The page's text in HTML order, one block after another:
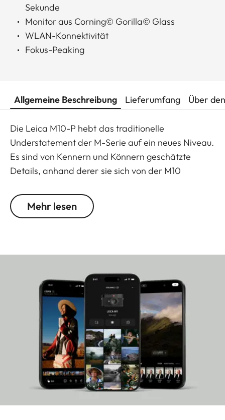
Sekunde
Monitor aus Corning© Gorilla© Glass
WLAN-Konnektivität
Fokus-Peaking
Allgemeine Beschreibung Lieferumfang Über
Die Leica M10-P hebt das traditionelle
Understatement der M-Serie auf ein neues Niveau.
Es sind von Kennern und Könnern geschätzte
Details, anhand derer sie sich von der M10
leise Verschluss - eine nicht zu unterschätzende
Kleinigkeit, die gerade in diskreten Situationen
prominente rote Punkt auf der Vorderseite, von
abgeklebt, entfällt und wird durch einen dezenten
Leica-Schriftzug auf der Deckkappe ersetzt. Dass
die Leica M10-P darüber hinaus den gleichen,
höchsten Standards hinsichtlich Material und
Verarbeitung genügt wie ihre Schwestermodelle,
liegt auf der Hand und macht sie zur ersten Wahl
all derer, die das Besondere lieben.
Mehr lesen